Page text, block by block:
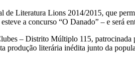
Literatura Lions 2014/2015, que
a concurso “O Danado” – e será
– Distrito Múltiplo 115, patrocinada
produção literária inédita junto da